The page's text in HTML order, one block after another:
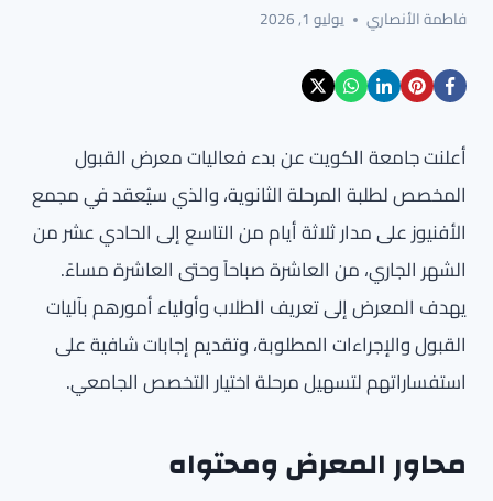
فاطمة الأنصاري يوليو 1, 2026
أعلنت جامعة الكويت عن بدء فعاليات معرض القبول
المخصص لطلبة المرحلة الثانوية، والذي سيُعقد في مجمع
الأفنيوز على مدار ثلاثة أيام من التاسع إلى الحادي عشر من
الشهر الجاري، من العاشرة صباحاً وحتى العاشرة مساءً.
يهدف المعرض إلى تعريف الطلاب وأولياء أمورهم بآليات
القبول والإجراءات المطلوبة، وتقديم إجابات شافية على
استفساراتهم لتسهيل مرحلة اختيار التخصص الجامعي.
محاور المعرض ومحتواه